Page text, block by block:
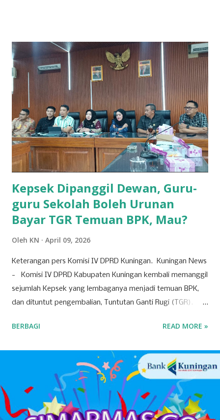
mungkin dapat tertidur, tetapi yang takut, dapat dipastikan
tidak dapat tidur, mungkin hanya sekedar hilang kantuknya
saja. Bagi yang sakit bisa merasa aman dan tidak
merasakan penyakitnya, akan tetapi bagi yang tidak
merasa aman, walaupun sehat, ia akan merasa terganggu
hidupnya. Secara etimologi perkataan aman berasal dari
bahasa Arab yang memiliki akar kata dan pengertian sama
dengan iman dan amanah . Tidak terlalu sulit menemukan
ketiga kata tersebut dalam al-Qur’an. A...
Kepsek Dipanggil Dewan, Guru-
guru Sekolah Boleh Urunan
Bayar TGR Temuan BPK, Mau?
Oleh KN April 09, 2026
Keterangan pers Komisi IV DPRD Kuningan. Kuningan News
- Komisi IV DPRD Kabupaten Kuningan kembali memanggil
sejumlah Kepsek yang lembaganya menjadi temuan BPK,
dan dituntut pengembalian, Tuntutan Ganti Rugi (TGR).
kemarin. Nampak hanya beberapa Kepsek saja yang
pemanggilan Kepsek, banyak hal diungkap Komisi IV DPRD
dalam konferensi pers, seusai-nya pertemuan. Anggota
komisi IV nampak lengkap, mulai dari Hj Neneng, Yaya, H
Uci, Nurcholis, Satria, Devi, hingga Rudi Permana. Dalam
tanya jawab dengan awak media, terungkap juga bahwa
BERBAGI READ MORE »